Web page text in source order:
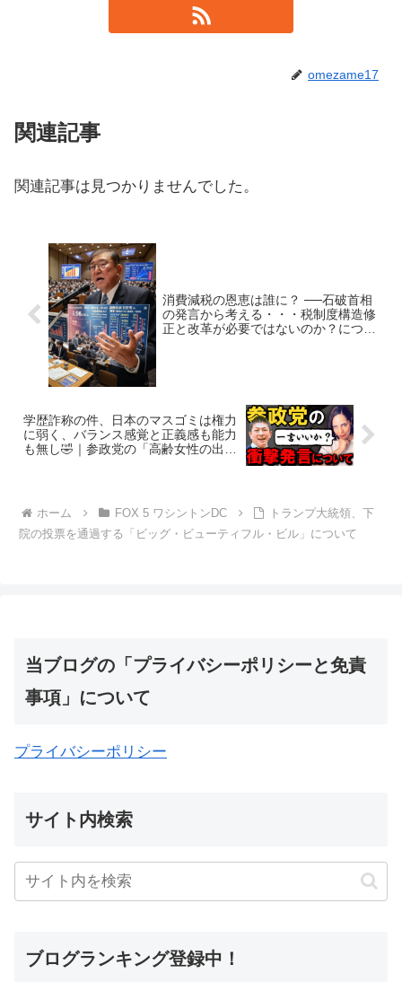
omezame17
関連記事
関連記事は見つかりませんでした。
消費減税の恩恵は誰に？ ──石破首相
の発言から考える・・・税制度構造修
正と改革が必要ではないのか？につい
学歴詐称の件、日本のマスゴミは権力
に弱く、バランス感覚と正義感も能力
も無し🤣｜参政党の「高齢女性の出
ホーム FOX 5 ワシントンDC
トランプ大統領、下
院の投票を通過する「ビッグ・ビューティフル・ビル」について
当ブログの「プライバシーポリシーと免責
事項」について
プライバシーポリシー
サイト内検索
ブログランキング登録中！